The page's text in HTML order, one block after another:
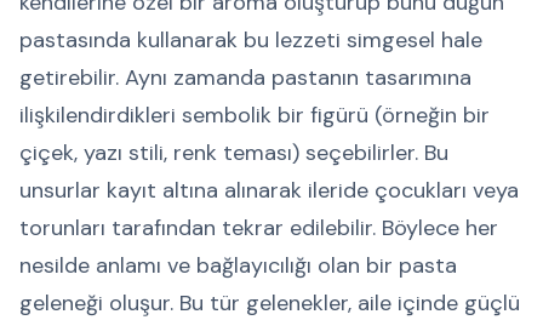
pastasında kullanarak bu lezzeti simgesel hale
getirebilir. Aynı zamanda pastanın tasarımına
ilişkilendirdikleri sembolik bir figürü (örneğin bir
çiçek, yazı stili, renk teması) seçebilirler. Bu
unsurlar kayıt altına alınarak ileride çocukları veya
torunları tarafından tekrar edilebilir. Böylece her
nesilde anlamı ve bağlayıcılığı olan bir pasta
geleneği oluşur. Bu tür gelenekler, aile içinde güçlü